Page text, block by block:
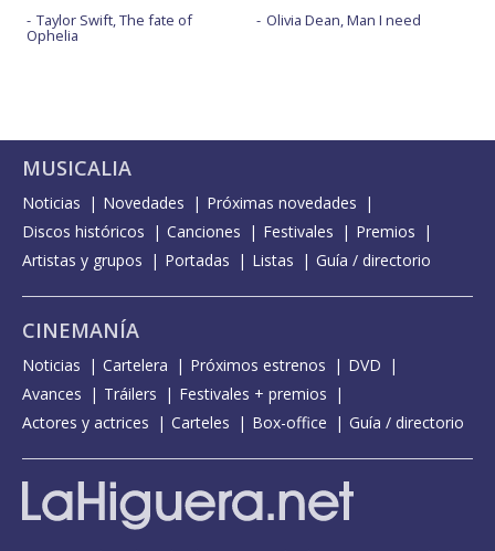
Taylor Swift, The fate of
Ophelia
Olivia Dean, Man I need
MUSICALIA
Noticias Novedades
Próximas novedades
Discos históricos
Canciones Festivales
Premios
Artistas y grupos
Portadas Listas Guía / directorio
CINEMANÍA
Noticias Cartelera Próximos estrenos
DVD
Avances
Tráilers
Festivales + premios
Actores y actrices
Carteles Box-office Guía / directorio